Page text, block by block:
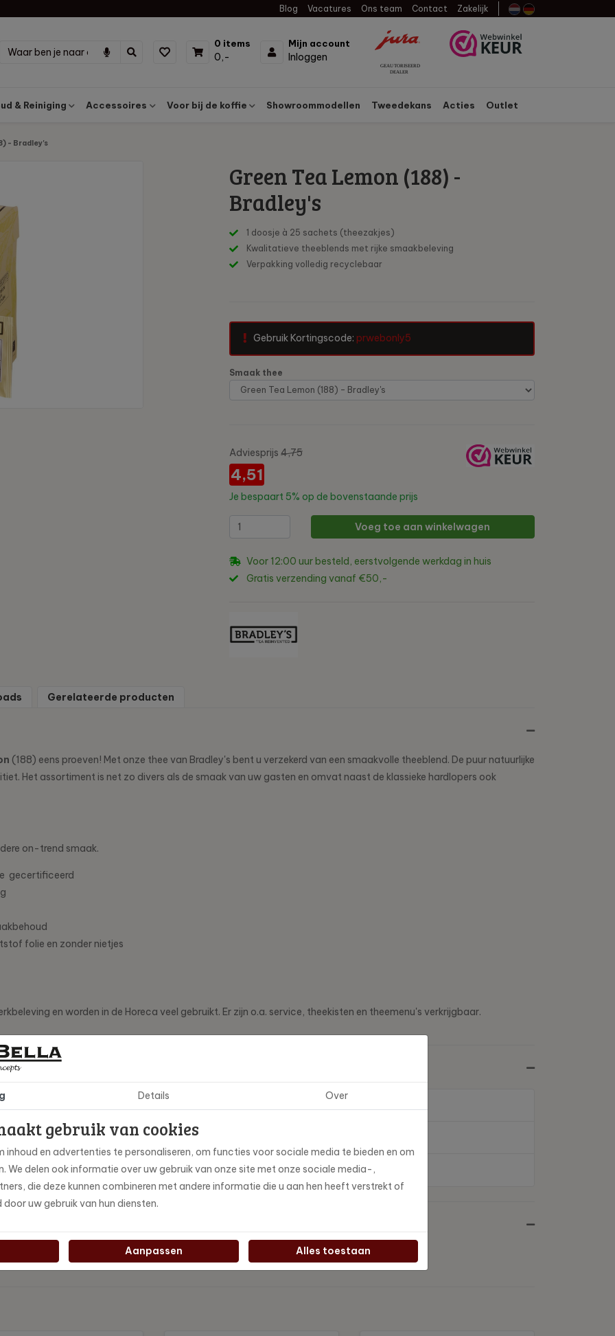
Blog Vacatures Ons team Contact Zakelijk
0 items
0,-
Mijn account
Inloggen
& Reiniging Accessoires Voor bij de koffie Showroommodellen Tweedekans Acties Outlet
- Bradley's
Green Tea Lemon (188) -
Bradley's
1 doosje à 25 sachets (theezakjes)
Kwalitatieve theeblends met rijke smaakbeleving
Verpakking volledig recyclebaar
Gebruik Kortingscode: prwebonly5
Smaak thee
Adviesprijs 4,75
4,51
Je bespaart 5% op de bovenstaande prijs
Voeg toe aan winkelwagen
Voor 12:00 uur besteld, eerstvolgende werkdag in huis
Gratis verzending vanaf €50,-
Gerelateerde producten
(188) eens proeven! Met onze thee van Bradley's bent u verzekerd van een smaakvolle theeblend. De puur natuurlijke
Het assortiment is net zo divers als de smaak van uw gasten en omvat naast de klassieke hardlopers ook
on-trend smaak.
gecertificeerd
folie en zonder nietjes
en worden in de Horeca veel gebruikt. Er zijn o.a. service, theekisten en theemenu's verkrijgbaar.
grelem-org
Details Over
gebruik van cookies
inhoud en advertenties te personaliseren, om functies voor sociale media te bieden en om
We delen ook informatie over uw gebruik van onze site met onze sociale media-,
die deze kunnen combineren met andere informatie die u aan hen heeft verstrekt of
uw gebruik van hun diensten.
Aanpassen Alles toestaan